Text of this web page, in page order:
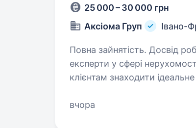
25 000 – 30 000 грн
Аксіома Груп
Івано-
Повна зайнятість. Досвід роботи від 1 року.
експерти у сфері
клієнтам знаходити
вчора